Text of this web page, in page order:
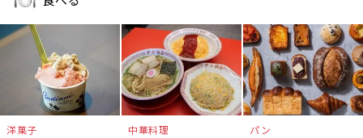
洋菓子 中華料理 パン